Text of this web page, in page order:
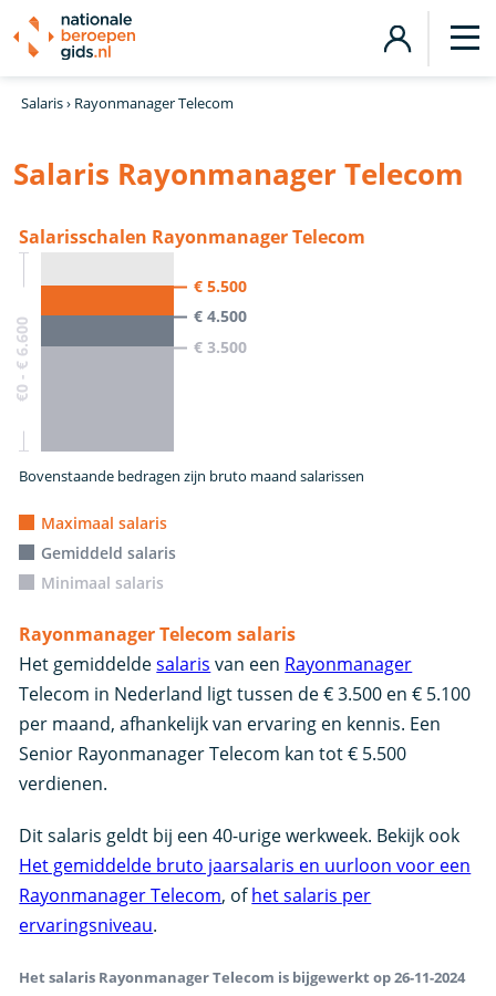
Salaris› Rayonmanager Telecom
Salaris Rayonmanager Telecom
Salarisschalen Rayonmanager Telecom
€0 - € 6.600
€ 5.500
€ 4.500
€ 3.500
Bovenstaande bedragen zijn bruto maand salarissen
Maximaal salaris
Gemiddeld salaris
Minimaal salaris
Rayonmanager Telecom salaris
Het gemiddeldesalaris van een Rayonmanager
Telecom in Nederland ligt tussen de € 3.500 en € 5.100
per maand, afhankelijk van ervaring en kennis. Een
Senior Rayonmanager Telecom kan tot € 5.500
verdienen.
Dit salaris geldt bij een 40-urige werkweek. Bekijk ook
Het gemiddelde bruto jaarsalaris en uurloon voor een
Rayonmanager Telecom, ofhet salaris per
ervaringsniveau.
Het salaris Rayonmanager Telecom is bijgewerkt op 26-11-2024